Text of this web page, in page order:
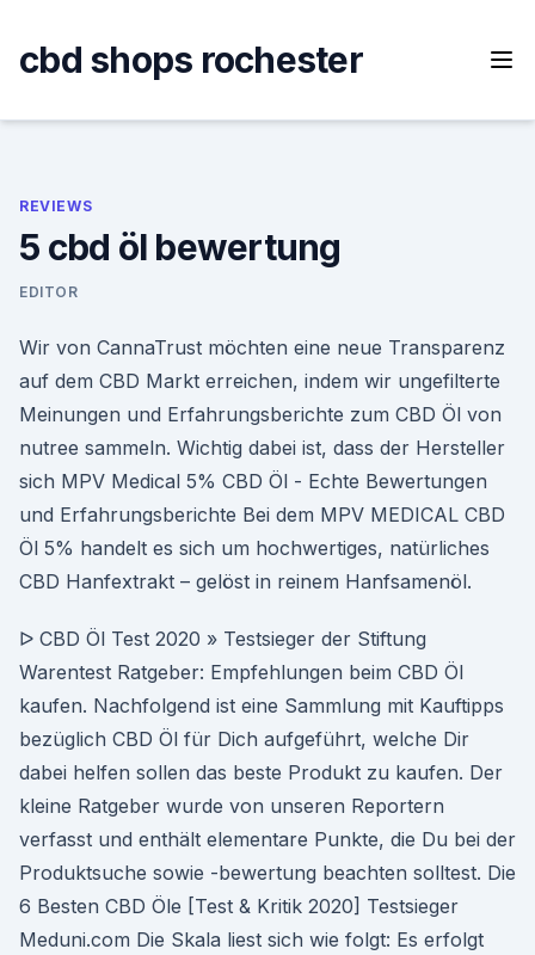
content
cbd shops rochester
REVIEWS
5 cbd öl bewertung
EDITOR
Wir von CannaTrust möchten eine neue Transparenz
auf dem CBD Markt erreichen, indem wir ungefilterte
Meinungen und Erfahrungsberichte zum CBD Öl von
nutree sammeln. Wichtig dabei ist, dass der Hersteller
sich MPV Medical 5% CBD Öl - Echte Bewertungen
und Erfahrungsberichte Bei dem MPV MEDICAL CBD
Öl 5% handelt es sich um hochwertiges, natürliches
CBD Hanfextrakt – gelöst in reinem Hanfsamenöl.
ᐅ CBD Öl Test 2020 » Testsieger der Stiftung
Warentest Ratgeber: Empfehlungen beim CBD Öl
kaufen. Nachfolgend ist eine Sammlung mit Kauftipps
bezüglich CBD Öl für Dich aufgeführt, welche Dir
dabei helfen sollen das beste Produkt zu kaufen. Der
kleine Ratgeber wurde von unseren Reportern
verfasst und enthält elementare Punkte, die Du bei der
Produktsuche sowie -bewertung beachten solltest. Die
6 Besten CBD Öle [Test & Kritik 2020] Testsieger
Meduni.com Die Skala liest sich wie folgt: Es erfolgt